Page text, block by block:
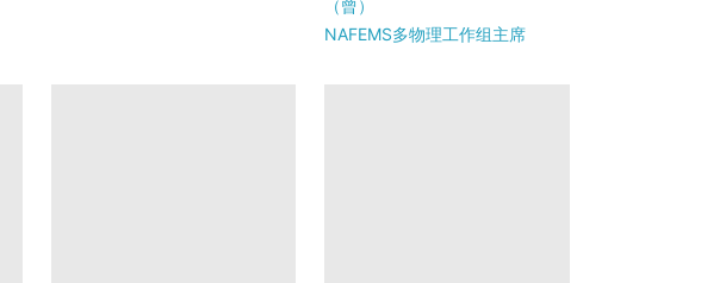
咨询服务、创新技术以及
汽车、消费和...
（曾）
NAFEMS多物理工作组主席